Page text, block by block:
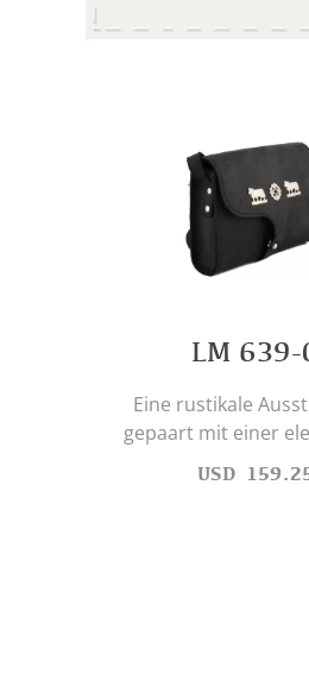
LM 639-
Eine rustikale
gepaart mit einer
USD